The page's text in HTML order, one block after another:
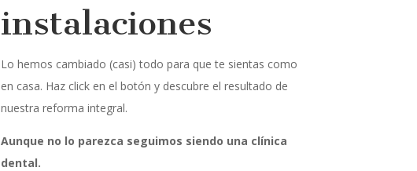
instalaciones
Lo hemos cambiado (casi) todo para que te sientas como
en casa. Haz click en el botón y descubre el resultado de
nuestra reforma integral.
Aunque no lo parezca seguimos siendo una clínica
dental.